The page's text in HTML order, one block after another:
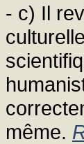
- c) Il
même.